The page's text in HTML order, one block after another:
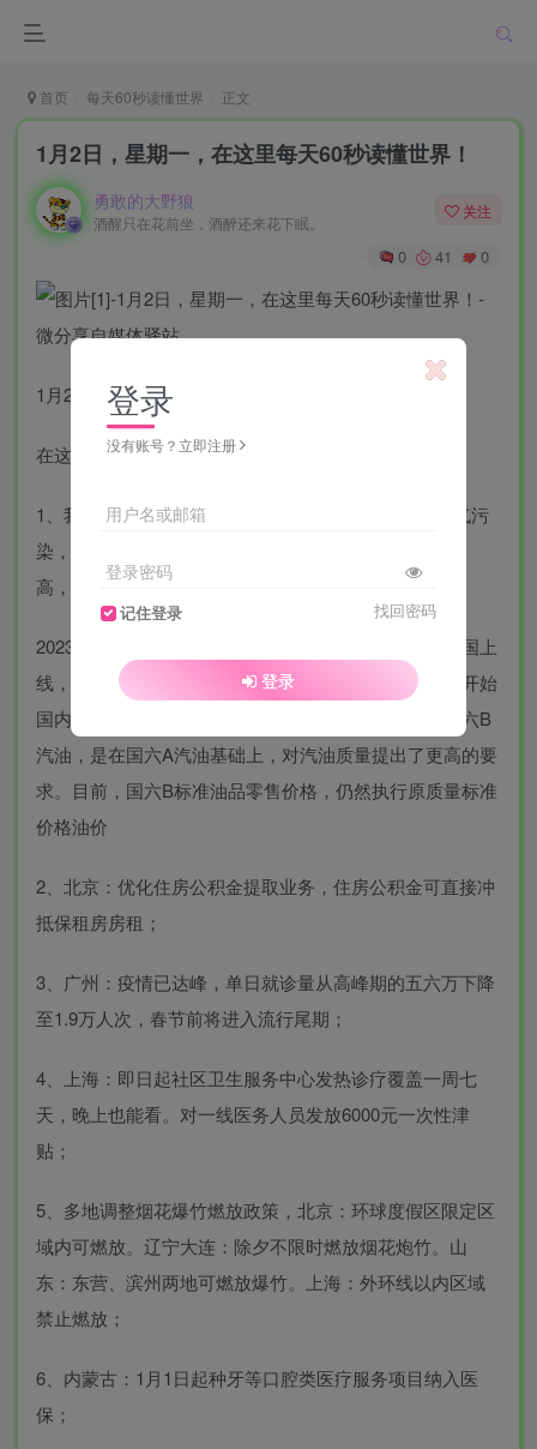
首页 每天60秒读懂世界 正文
1月2日，星期一，在这里每天60秒读懂世界！
勇敢的大野狼
酒醒只在花前坐，酒醉还来花下眠。
关注
0 41 0
1月2日，农历腊月十一，星期一！
在这里，每天60秒读懂世界！
1、我国汽油全面进入国六B时代，中石油：可减少空气污
染，提升性能，减少发动机积碳和胶质沉积等。质量提
高，但价格不变；
2023年1月1日起， 国六B(或称国VIB) 标准车用汽油全国上
线，我国汽油全面进入国六B时代。也就是说，从今天开始
国内的所有汽车都能“喝”上更清洁更环保的汽油了。国六B
汽油，是在国六A汽油基础上，对汽油质量提出了更高的要
求。目前，国六B标准油品零售价格，仍然执行原质量标准
价格油价
2、北京：优化住房公积金提取业务，住房公积金可直接冲
抵保租房房租；
3、广州：疫情已达峰，单日就诊量从高峰期的五六万下降
至1.9万人次，春节前将进入流行尾期；
4、上海：即日起社区卫生服务中心发热诊疗覆盖一周七
天，晚上也能看。对一线医务人员发放6000元一次性津
贴；
5、多地调整烟花爆竹燃放政策，北京：环球度假区限定区
域内可燃放。辽宁大连：除夕不限时燃放烟花炮竹。山
东：东营、滨州两地可燃放爆竹。上海：外环线以内区域
禁止燃放；
6、内蒙古：1月1日起种牙等口腔类医疗服务项目纳入医
保；
登录
没有账号？立即注册
用户名或邮箱
登录密码
记住登录 找回密码
登录